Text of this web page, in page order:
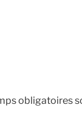
obligatoires